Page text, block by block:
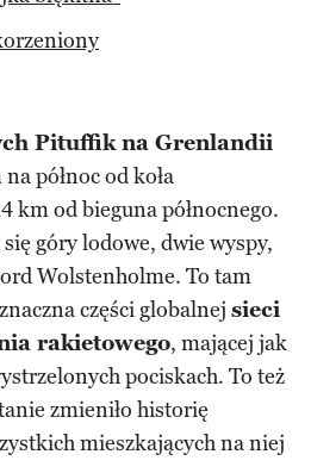
Pituffik na Grenlandii
północ od koła
km od bieguna północnego.
góry lodowe, dwie wyspy,
Wolstenholme. To tam
części globalnej sieci
rakietowego, mającej jak
pociskach. To też
zmieniło historię
mieszkających na niej